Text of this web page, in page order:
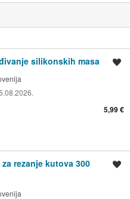
silikonskih masa
5,99 €
rezanje kutova 300